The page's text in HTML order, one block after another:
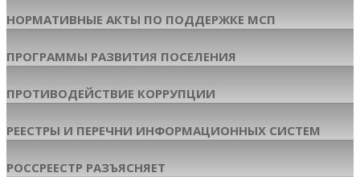
НОРМАТИВНЫЕ АКТЫ ПО ПОДДЕРЖКЕ МСП
ПРОГРАММЫ РАЗВИТИЯ ПОСЕЛЕНИЯ
ПРОТИВОДЕЙСТВИЕ КОРРУПЦИИ
РЕЕСТРЫ И ПЕРЕЧНИ ИНФОРМАЦИОННЫХ СИСТЕМ
РОССРЕЕСТР РАЗЪЯСНЯЕТ